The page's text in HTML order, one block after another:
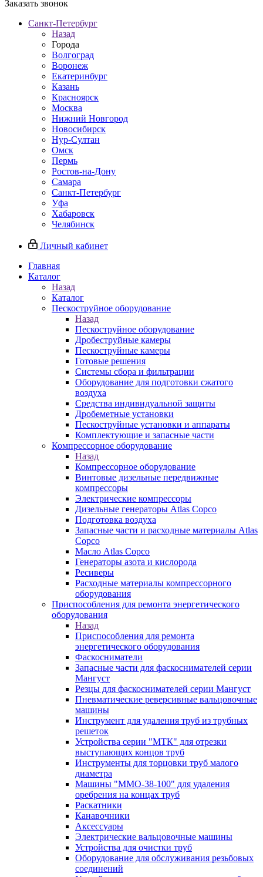
Заказать звонок
Санкт-Петербург
Назад
Города
Волгоград
Воронеж
Екатеринбург
Казань
Красноярск
Москва
Нижний Новгород
Новосибирск
Нур-Султан
Омск
Пермь
Ростов-на-Дону
Самара
Санкт-Петербург
Уфа
Хабаровск
Челябинск
Личный кабинет
Главная
Каталог
Назад
Каталог
Пескоструйное оборудование
Назад
Пескоструйное оборудование
Дробеструйные камеры
Пескоструйные камеры
Готовые решения
Системы сбора и фильтрации
Оборудование для подготовки сжатого
воздуха
Средства индивидуальной защиты
Дробеметные установки
Пескоструйные установки и аппараты
Комплектующие и запасные части
Компрессорное оборудование
Назад
Компрессорное оборудование
Винтовые дизельные передвижные
компрессоры
Электрические компрессоры
Дизельные генераторы Atlas Copco
Подготовка воздуха
Запасные части и расходные материалы Atlas
Copco
Масло Atlas Copco
Генераторы азота и кислорода
Ресиверы
Расходные материалы компрессорного
оборудования
Приспособления для ремонта энергетического
оборудования
Назад
Приспособления для ремонта
энергетического оборудования
Фаскосниматели
Запасные части для фаскоснимателей серии
Мангуст
Резцы для фаскоснимателей серии Мангуст
Пневматические реверсивные вальцовочные
машины
Инструмент для удаления труб из трубных
решеток
Устройства серии "МТК" для отрезки
выступающих концов труб
Инструменты для торцовки труб малого
диаметра
Машины "ММО-38-100" для удаления
оребрения на концах труб
Раскатники
Канавочники
Аксессуары
Электрические вальцовочные машины
Устройства для очистки труб
Оборудование для обслуживания резьбовых
соединений